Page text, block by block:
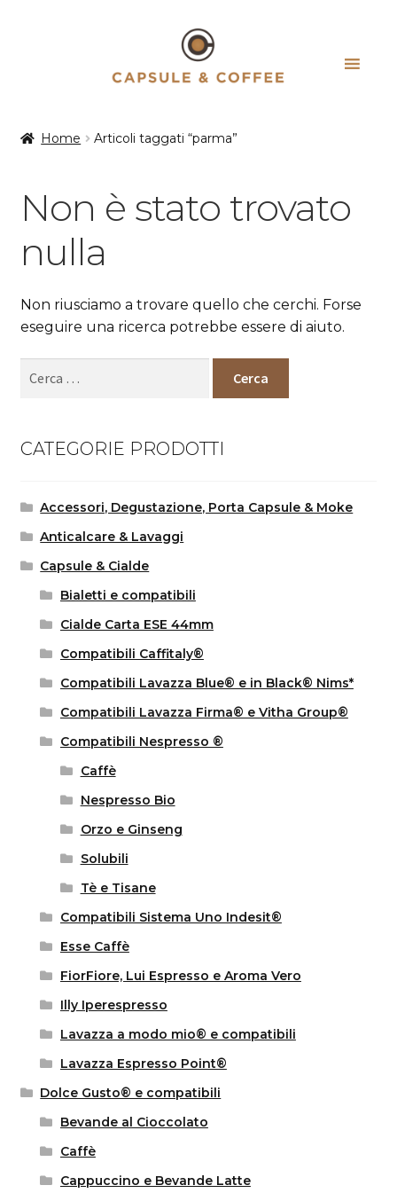
Home Articoli taggati “parma”
Non è stato trovato
nulla
Non riusciamo a trovare quello che cerchi. Forse
eseguire una ricerca potrebbe essere di aiuto.
CATEGORIE PRODOTTI
Accessori, Degustazione, Porta Capsule & Moke
Anticalcare & Lavaggi
Capsule & Cialde
Bialetti e compatibili
Cialde Carta ESE 44mm
Compatibili Caffitaly®
Compatibili Lavazza Blue® e in Black® Nims*
Compatibili Lavazza Firma® e Vitha Group®
Compatibili Nespresso ®
Caffè
Nespresso Bio
Orzo e Ginseng
Solubili
Tè e Tisane
Compatibili Sistema Uno Indesit®
Esse Caffè
FiorFiore, Lui Espresso e Aroma Vero
Illy Iperespresso
Lavazza a modo mio® e compatibili
Lavazza Espresso Point®
Dolce Gusto® e compatibili
Bevande al Cioccolato
Caffè
Cappuccino e Bevande Latte